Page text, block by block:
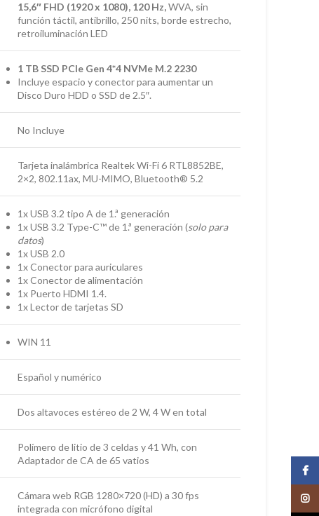
15,6″ FHD (1920 x 1080), 120 Hz,WVA, sin
función táctil, antibrillo, 250 nits, borde estrecho,
retroiluminación LED
1 TB SSD PCIe Gen 4*4 NVMe M.2 2230
Incluye espacio y conector para aumentar un
Disco Duro HDD o SSD de 2.5″.
No Incluye
Tarjeta inalámbrica Realtek Wi-Fi 6 RTL8852BE,
2×2, 802.11ax, MU-MIMO, Bluetooth® 5.2
1x USB 3.2 tipo A de 1.ª generación
1x USB 3.2 Type-C™ de 1.ª generación (solo para
datos)
1x USB 2.0
1x Conector para auriculares
1x Conector de alimentación
1x Puerto HDMI 1.4.
1x Lector de tarjetas SD
WIN 11
Español y numérico
Dos altavoces estéreo de 2 W, 4 W en total
Polímero de litio de 3 celdas y 41 Wh, con
Adaptador de CA de 65 vatios
Cámara web RGB 1280×720 (HD) a 30 fps
integrada con micrófono digital